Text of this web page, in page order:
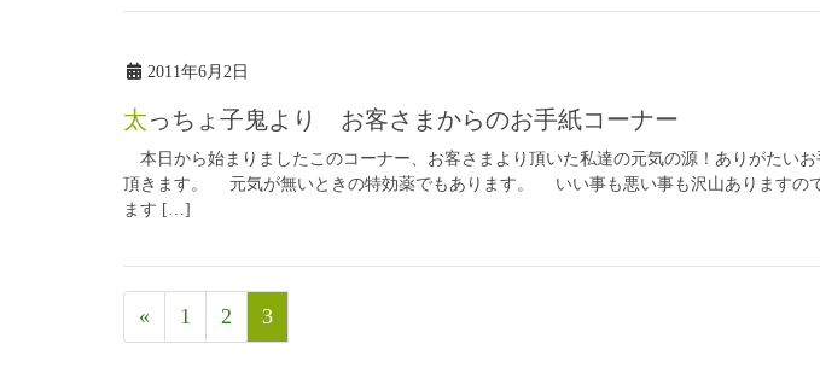
2011年6月2日
太っちょ子鬼より お客さまからのお手紙コーナー
本日から始まりましたこのコーナー、お客さまより頂いた私達の元気の源！ありがたい
頂きます。 元気が無いときの特効薬でもあります。 いい事も悪い事も沢山ありますの
ます […]
« 1 2 3